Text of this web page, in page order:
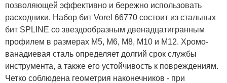
позволяющей эффективно и бережно использовать
расходники. Набор бит Vorel 66770 состоит из стальных
бит SPLINE со звездообразным двенадцатигранным
профилем в размерах M5, M6, M8, M10 и M12. Хромо-
ванадиевая сталь определяет долгий срок службы
инструмента, а также его устойчивость к повреждениям.
Четко соблюдена геометрия наконечников - при